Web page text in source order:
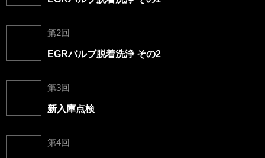
第2回
EGRバルブ脱着洗浄 その2
第3回
新入庫点検
第4回